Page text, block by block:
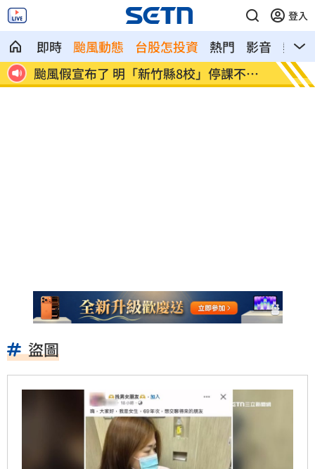
登入
即時 颱風動態 台股怎投資 熱門 影音
熱搜
停
太陽下抽菸突倒地！醫：猝死風險高3倍
下週
弟
盜圖